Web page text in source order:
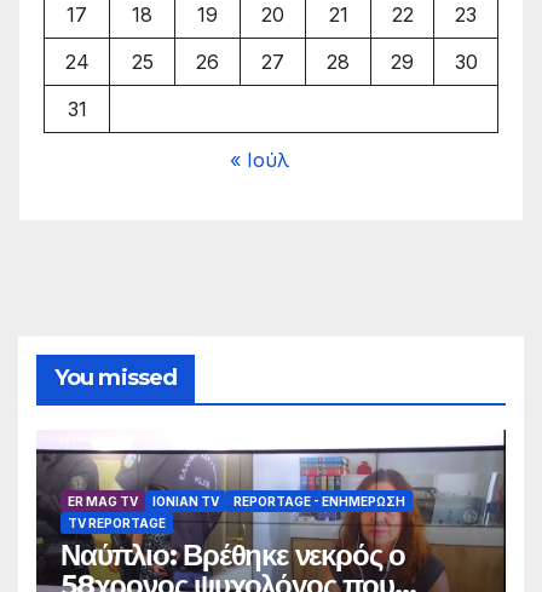
17
18 19 20 21 22
23
24
25 26 27 28 29
30
31
« Ιούλ
You missed
ER MAG TV IONIAN TV
REPORTAGE - EΝΗΜΈΡΩΣΗ
TV REPORTAGE
Ναύπλιο: Βρέθηκε νεκρός ο
58χρονος ψυχολόγος που